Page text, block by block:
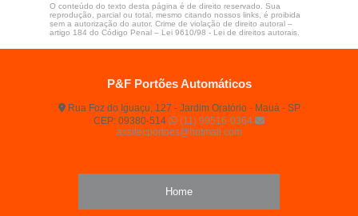
O conteúdo do texto desta página é de direito reservado. Sua
reprodução, parcial ou total, mesmo citando nossos links, é proibida
sem a autorização do autor. Crime de violação de direito autoral –
artigo 184 do Código Penal – Lei 9610/98 - Lei de direitos autorais.
P&F Portões Automáticos
Rua Foz do Iguaçu, 127 - Jardim Oratório - Mauá - SP
CEP: 09380-514
(11) 99516-0364
assitecportoes@hotmail.com
Home